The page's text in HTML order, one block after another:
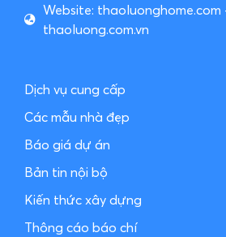
Website: thaoluonghome.com
thaoluong.com.vn
Dịch vụ cung cấp
Các mẫu nhà đẹp
Báo giá dự án
Bản tin nội bộ
Kiến thức xây dựng
Thông cáo báo chí